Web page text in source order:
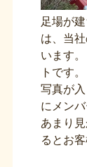
足場が
は、当
います
トです
写真が
にメン
あまり
るとお